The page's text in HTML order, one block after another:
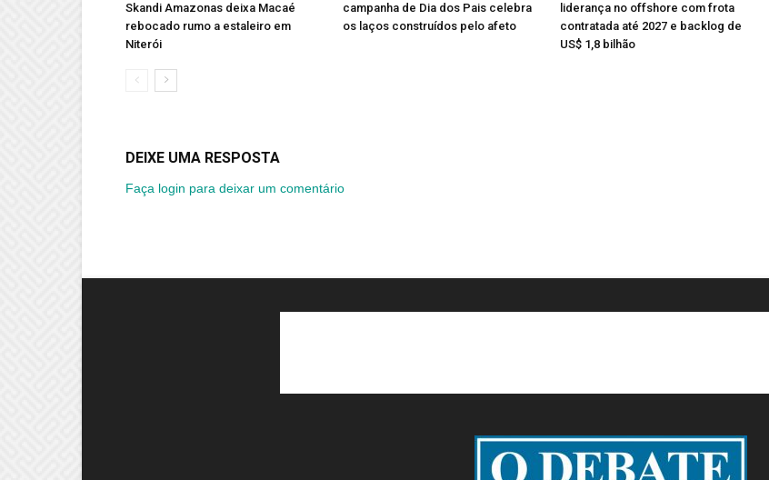
Skandi Amazonas deixa Macaé
rebocado rumo a estaleiro em
Niterói
campanha de Dia dos Pais celebra
os laços construídos pelo afeto
liderança no offshore com frota
contratada até 2027 e backlog de
US$ 1,8 bilhão
DEIXE UMA RESPOSTA
Faça login para deixar um comentário